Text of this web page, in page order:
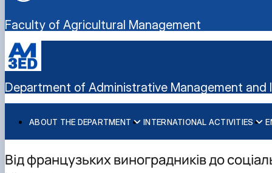
Faculty of Agricultural Management
Department of Administrative Management
ABOUT THE DEPARTMENT
History
Staff of the department
INTERNATIONAL ACTIVITIES
International activities
Project DAAD
Bachelor's degree
Від французьких виноградників до